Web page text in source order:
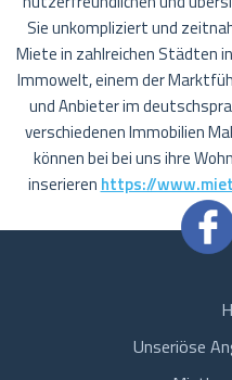
Sie unkompliziert und
Miete in zahlreichen Städten
Immowelt, einem der
und Anbieter im
verschiedenen Immobilien
können bei bei uns ihre
inserieren https://
Unseriöse